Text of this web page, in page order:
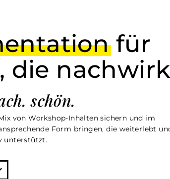
für
die
schön.
von Workshop-Inhalten sichern und im
Form bringen, die weiterlebt
unterstützt.